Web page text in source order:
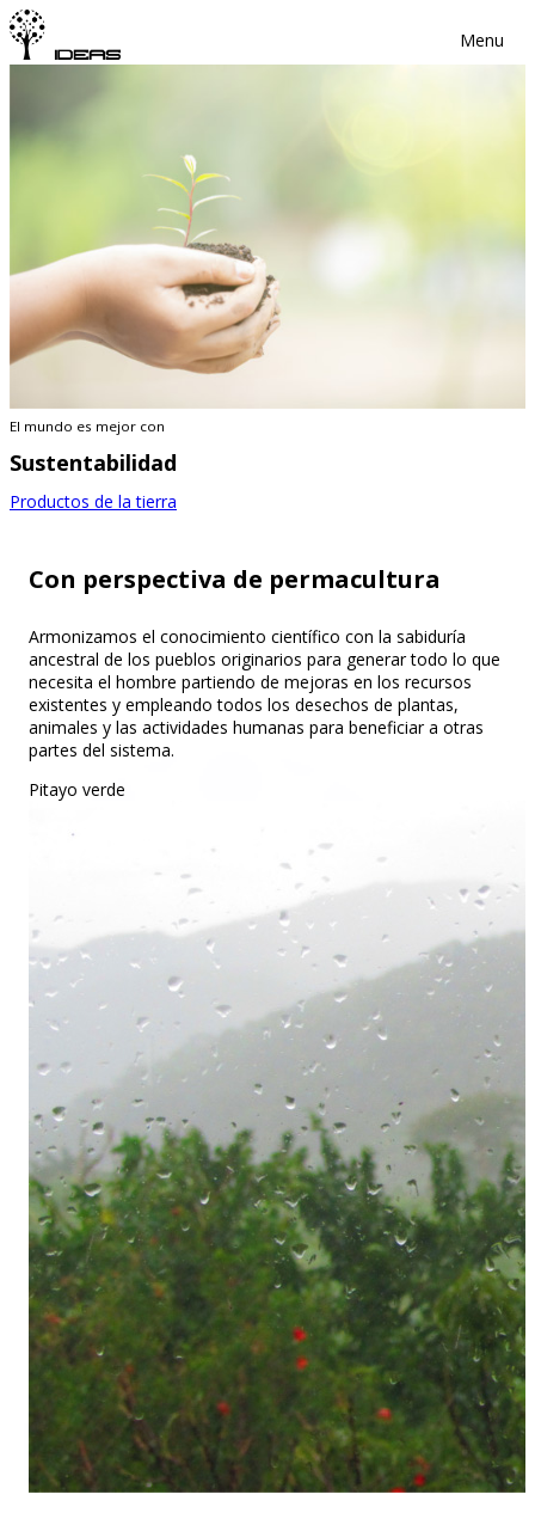
Menu
El mundo es mejor con
Sustentabilidad
Productos de la tierra
Con perspectiva de permacultura
Armonizamos el conocimiento científico con la sabiduría
ancestral de los pueblos originarios para generar todo lo que
necesita el hombre partiendo de mejoras en los recursos
existentes y empleando todos los desechos de plantas,
animales y las actividades humanas para beneficiar a otras
partes del sistema.
Pitayo verde